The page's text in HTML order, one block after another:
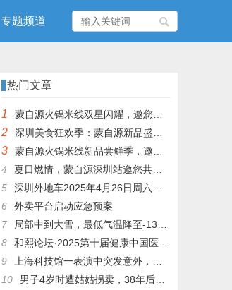
专题频道
热门文章
1 蒙自源火锅米线双星闪耀，邀您共享辣爽夏日盛宴！
2 深圳美食狂欢季：蒙自源新品盛宴邀您品尝
3
蒙自源火锅米线新品尝鲜季，邀您共享味蕾盛宴！
4
夏日燃情，蒙自源深圳站邀您共赴美食盛宴！
5
深圳外地车2025年4月26日周六限行吗
6
外卖平台启动应急预案
7
局部中到大雪，最低气温降至-13℃，济南今冬的第一场雪，或跟去年同一时间！
8
和熙论坛·2025第十届健康中国医药连锁发展论坛在泰州举办
9
上海科技馆一表演中突发意外，机器人从高处坠落摔毁
10
男子4岁时遭姑姑拐卖，38年后终回家认亲！聋哑父母苦寻多年，母亲已抱憾离世丨红星寻人